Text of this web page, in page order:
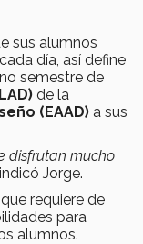
sus alumnos
día, así define
semestre de
de la
(EAAD) a sus
disfrutan mucho
indicó Jorge.
requiere de
para
alumnos.